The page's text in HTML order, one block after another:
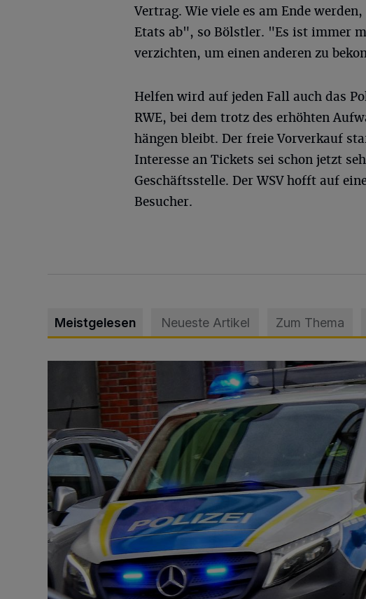
Vertrag. Wie viele es am Ende
Etats ab", so Bölstler. "Es ist immer
verzichten, um einen anderen zu
Helfen wird auf jeden Fall auch das
RWE, bei dem trotz des erhöhten
hängen bleibt. Der freie Vorverkauf
Interesse an Tickets sei schon jetzt
Geschäftsstelle. Der WSV hofft auf
Besucher.
Meistgelesen Neueste Artikel Zum Thema
Mann beschädigt Autos in Parkhaus